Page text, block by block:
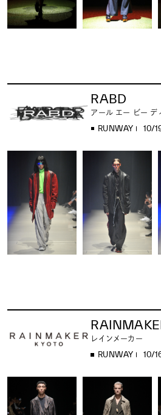
RABD
アール エー ビー デ
RUNWAY 10/
レインメーカー
RUNWAY 10/